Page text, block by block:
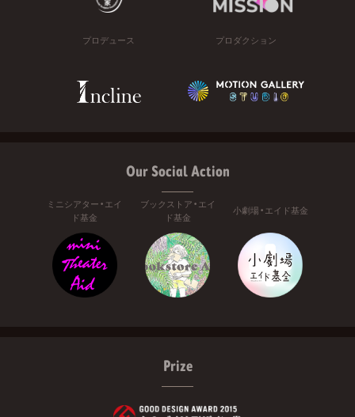
プロデュース プロダクション
Our Social Action
ミニシアター・エイ
ド基金
ブックストア・エイ
ド基金
小劇場・エイド基金
Prize